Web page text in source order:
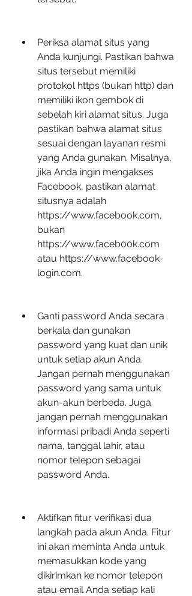
Periksa alamat situs yang
Anda kunjungi. Pastikan bahwa
situs tersebut memiliki
protokol https (bukan http) dan
memiliki ikon gembok di
sebelah kiri alamat situs. Juga
pastikan bahwa alamat situs
sesuai dengan layanan resmi
yang Anda gunakan. Misalnya,
jika Anda ingin mengakses
Facebook, pastikan alamat
situsnya adalah
https://www.facebook.com,
bukan
https://www.faceb00k.com
atau https://www.facebook-
login.com.
Ganti password Anda secara
berkala dan gunakan
password yang kuat dan unik
untuk setiap akun Anda.
Jangan pernah menggunakan
password yang sama untuk
akun-akun berbeda. Juga
jangan pernah menggunakan
informasi pribadi Anda seperti
nama, tanggal lahir, atau
nomor telepon sebagai
password Anda.
Aktifkan fitur verifikasi dua
langkah pada akun Anda. Fitur
ini akan meminta Anda untuk
memasukkan kode yang
dikirimkan ke nomor telepon
atau email Anda setiap kali